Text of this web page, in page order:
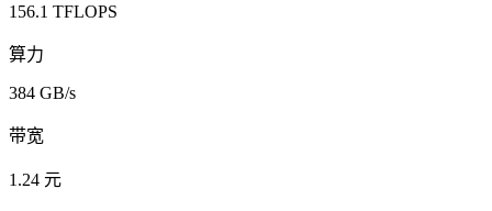
156.1 TFLOPS
算力
384 GB/s
带宽
1.24 元